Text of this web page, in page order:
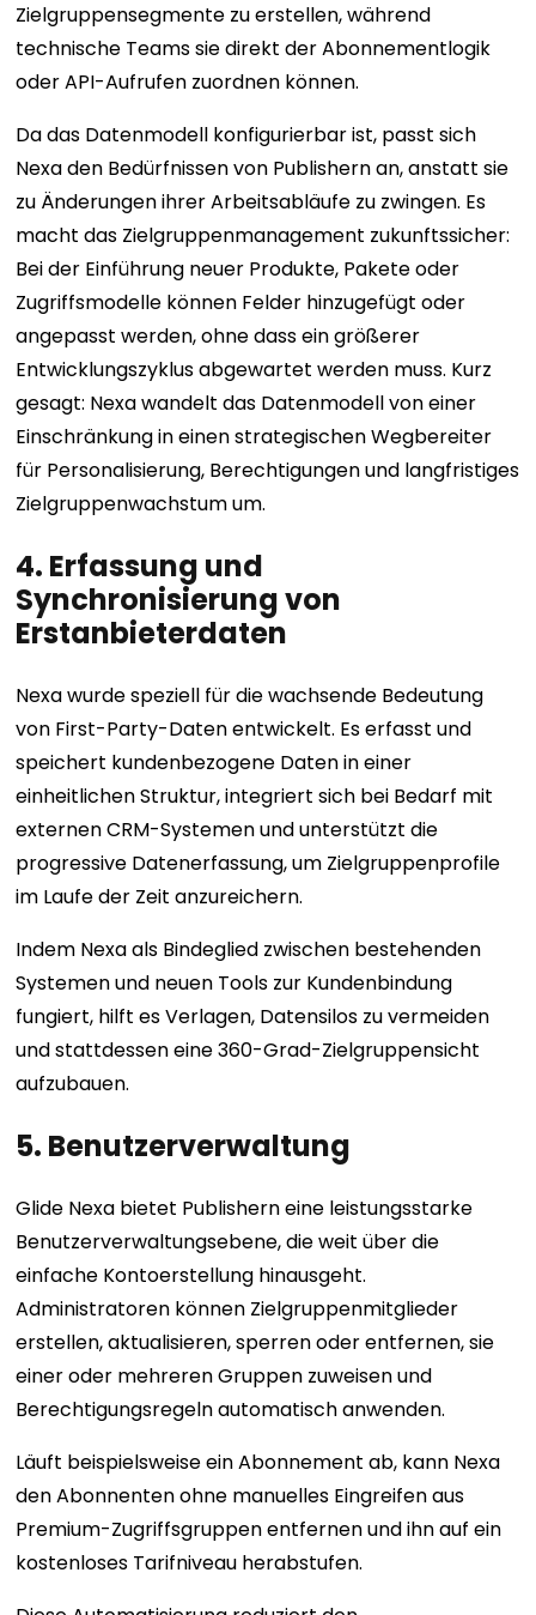
Zielgruppensegmente zu erstellen, während
technische Teams sie direkt der Abonnementlogik
oder API-Aufrufen zuordnen können.
Da das Datenmodell konfigurierbar ist, passt sich
Nexa den Bedürfnissen von Publishern an, anstatt sie
zu Änderungen ihrer Arbeitsabläufe zu zwingen. Es
macht das Zielgruppenmanagement zukunftssicher:
Bei der Einführung neuer Produkte, Pakete oder
Zugriffsmodelle können Felder hinzugefügt oder
angepasst werden, ohne dass ein größerer
Entwicklungszyklus abgewartet werden muss. Kurz
gesagt: Nexa wandelt das Datenmodell von einer
Einschränkung in einen strategischen Wegbereiter
für Personalisierung, Berechtigungen und langfristiges
Zielgruppenwachstum um.
4. Erfassung und
Synchronisierung von
Erstanbieterdaten
Nexa wurde speziell für die wachsende Bedeutung
von First-Party-Daten entwickelt. Es erfasst und
speichert kundenbezogene Daten in einer
einheitlichen Struktur, integriert sich bei Bedarf mit
externen CRM-Systemen und unterstützt die
progressive Datenerfassung, um Zielgruppenprofile
im Laufe der Zeit anzureichern.
Indem Nexa als Bindeglied zwischen bestehenden
Systemen und neuen Tools zur Kundenbindung
fungiert, hilft es Verlagen, Datensilos zu vermeiden
und stattdessen eine 360-Grad-Zielgruppensicht
aufzubauen.
5. Benutzerverwaltung
Glide Nexa bietet Publishern eine leistungsstarke
Benutzerverwaltungsebene, die weit über die
einfache Kontoerstellung hinausgeht.
Administratoren können Zielgruppenmitglieder
erstellen, aktualisieren, sperren oder entfernen, sie
einer oder mehreren Gruppen zuweisen und
Berechtigungsregeln automatisch anwenden.
Läuft beispielsweise ein Abonnement ab, kann Nexa
den Abonnenten ohne manuelles Eingreifen aus
Premium-Zugriffsgruppen entfernen und ihn auf ein
kostenloses Tarifniveau herabstufen.